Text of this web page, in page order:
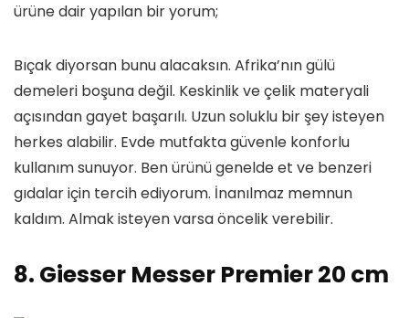
ürüne dair yapılan bir yorum;
Bıçak diyorsan bunu alacaksın. Afrika’nın gülü
demeleri boşuna değil. Keskinlik ve çelik materyali
açısından gayet başarılı. Uzun soluklu bir şey isteyen
herkes alabilir. Evde mutfakta güvenle konforlu
kullanım sunuyor. Ben ürünü genelde et ve benzeri
gıdalar için tercih ediyorum. İnanılmaz memnun
kaldım. Almak isteyen varsa öncelik verebilir.
8. Giesser Messer Premier 20 cm